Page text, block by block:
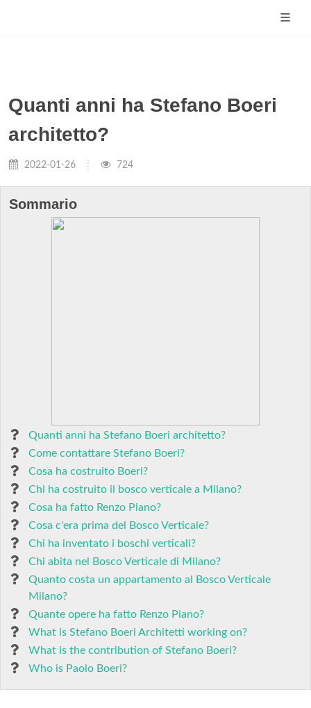
Quanti anni ha Stefano Boeri
architetto?
2022-01-26 724
Sommario
Quanti anni ha Stefano Boeri architetto?
Come contattare Stefano Boeri?
Cosa ha costruito Boeri?
Chi ha costruito il bosco verticale a Milano?
Cosa ha fatto Renzo Piano?
Cosa c'era prima del Bosco Verticale?
Chi ha inventato i boschi verticali?
Chi abita nel Bosco Verticale di Milano?
Quanto costa un appartamento al Bosco Verticale
Milano?
Quante opere ha fatto Renzo Piano?
What is Stefano Boeri Architetti working on?
What is the contribution of Stefano Boeri?
Who is Paolo Boeri?